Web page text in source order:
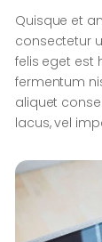
Quisque et
consectetur
felis eget est
fermentum
aliquet
lacus, vel